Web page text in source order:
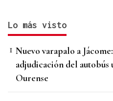
Lo más visto
Nuevo varapalo a
adjudicación del autobús
Ourense